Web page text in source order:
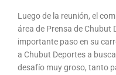
Luego de la reunión, el
área de Prensa de Chubut
importante paso en su
a Chubut Deportes a
desafío muy groso, tanto